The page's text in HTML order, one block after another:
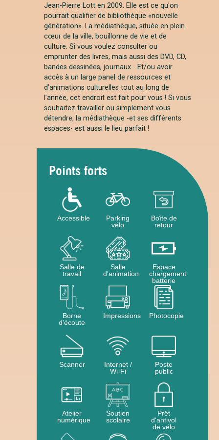
Jean-Pierre Lott en 2009. Elle est ce qu'on
pourrait qualifier de bibliothèque «nouvelle
génération». La médiathèque, située en plein
cœur de la ville, bouillonne de vie et de
culture. Si vous voulez consulter ou
emprunter des livres, mais aussi des DVD, CD,
bandes dessinées, journaux... Et/ou avoir
accès à un large panel de ressources et
d’animations culturelles tout au long de
l’année, cet endroit est fait pour vous ! Si vous
souhaitez travailler ou simplement vous
détendre, la médiathèque -et ses différents
espaces- est aussi le lieu parfait !
Points forts
Accessible
Parking
vélo
Boîte de
retour
Salle de
travail
Salle
d'animation
Espace
chargement
batterie
Borne
d'écoute
Impressions Photocopie
Scanner
Internet /
Wi-Fi
Poste
public
Atelier
numérique
Soutien
scolaire
Prêt
d'antivol
de vélo